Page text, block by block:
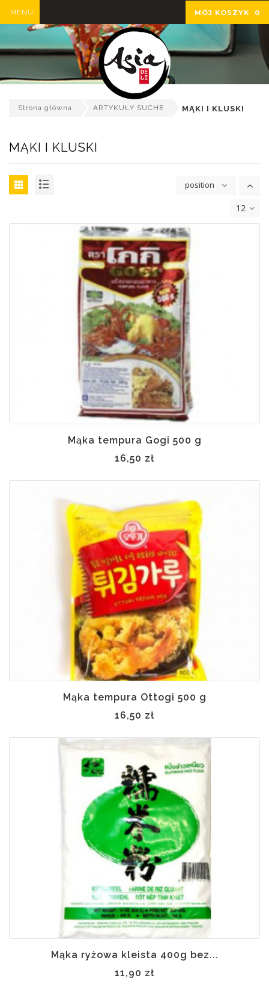
MÓJ KOSZYK 0
MENU
Strona główna ARTYKUŁY SUCHE MĄKI I KLUSKI
MĄKI I KLUSKI
position
12
Mąka tempura Gogi 500 g
16,50 zł
Mąka tempura Ottogi 500 g
16,50 zł
Mąka ryżowa kleista 400g bez...
11,90 zł